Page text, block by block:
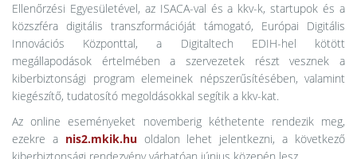
Ellenőrzési Egyesületével, az ISACA-val és a kkv-k, startupok és a
közszféra digitális transzformációját támogató, Európai Digitális
Innovációs Központtal, a Digitaltech EDIH-hel kötött
megállapodások értelmében a szervezetek részt vesznek a
kiberbiztonsági program elemeinek népszerűsítésében, valamint
kiegészítő, tudatosító megoldásokkal segítik a kkv-kat.
Az online eseményeket novemberig kéthetente rendezik meg,
ezekre a nis2.mkik.huoldalon lehet jelentkezni, a következő